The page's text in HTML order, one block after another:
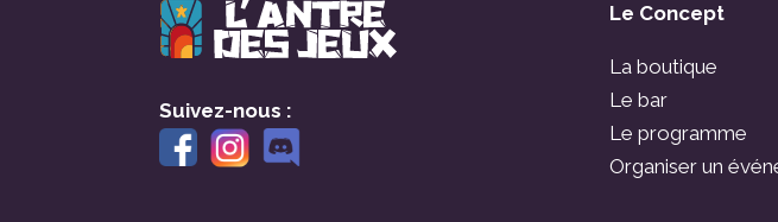
Suivez-nous :
Le Concept
La boutique
Le bar
Le programme
Organiser un